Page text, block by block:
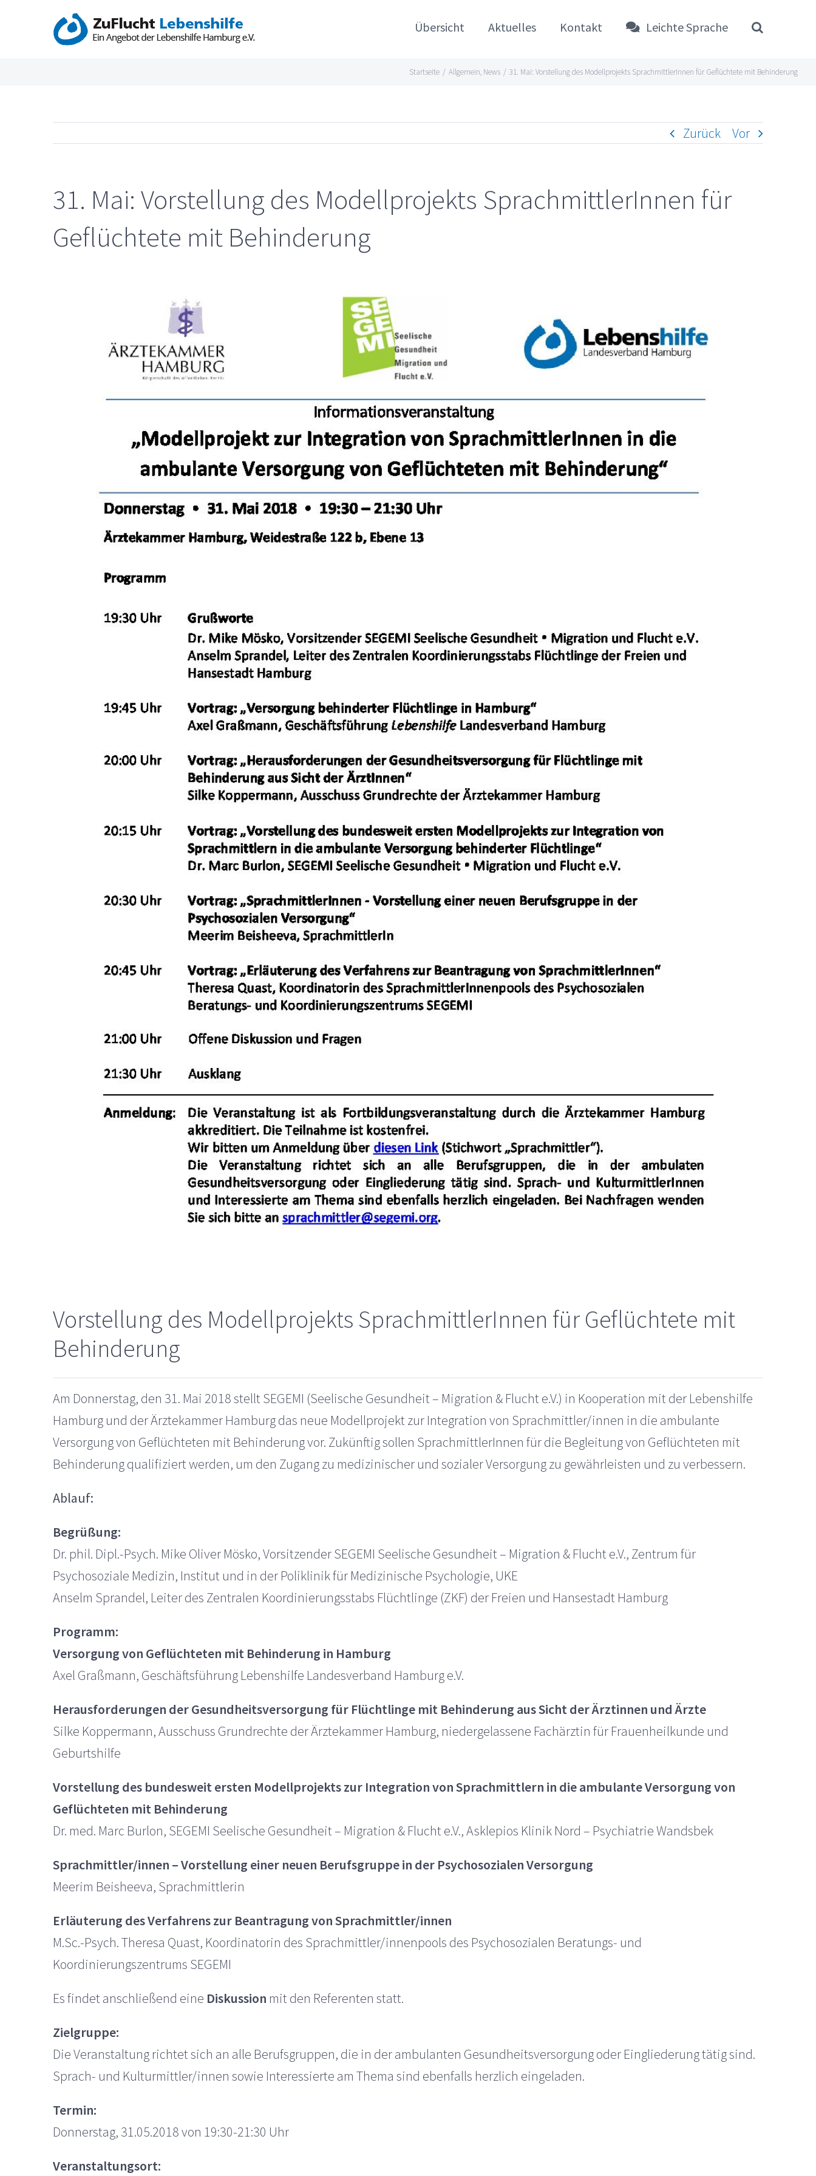
Übersicht Aktuelles Kontakt Leichte Sprache
Startseite / Allgemein, News / 31. Mai: Vorstellung des Modellprojekts SprachmittlerInnen für Geflüchtete mit Behinderung
Zurück Vor
31. Mai: Vorstellung des Modellprojekts SprachmittlerInnen für
Geflüchtete mit Behinderung
Vorstellung des Modellprojekts SprachmittlerInnen für Geflüchtete mit
Behinderung
Am Donnerstag, den 31. Mai 2018 stellt SEGEMI (Seelische Gesundheit – Migration & Flucht e.V.) in Kooperation mit der Lebenshilfe
Hamburg und der Ärztekammer Hamburg das neue Modellprojekt zur Integration von Sprachmittler/innen in die ambulante
Versorgung von Geflüchteten mit Behinderung vor. Zukünftig sollen SprachmittlerInnen für die Begleitung von Geflüchteten mit
Behinderung qualifiziert werden, um den Zugang zu medizinischer und sozialer Versorgung zu gewährleisten und zu verbessern.
Ablauf:
Begrüßung:
Dr. phil. Dipl.-Psych. Mike Oliver Mösko, Vorsitzender SEGEMI Seelische Gesundheit – Migration & Flucht e.V., Zentrum für
Psychosoziale Medizin, Institut und in der Poliklinik für Medizinische Psychologie, UKE
Anselm Sprandel, Leiter des Zentralen Koordinierungsstabs Flüchtlinge (ZKF) der Freien und Hansestadt Hamburg
Programm:
Versorgung von Geflüchteten mit Behinderung in Hamburg
Axel Graßmann, Geschäftsführung Lebenshilfe Landesverband Hamburg e.V.
Herausforderungen der Gesundheitsversorgung für Flüchtlinge mit Behinderung aus Sicht der Ärztinnen und Ärzte
Silke Koppermann, Ausschuss Grundrechte der Ärztekammer Hamburg, niedergelassene Fachärztin für Frauenheilkunde und
Geburtshilfe
Vorstellung des bundesweit ersten Modellprojekts zur Integration von Sprachmittlern in die ambulante Versorgung von
Geflüchteten mit Behinderung
Dr. med. Marc Burlon, SEGEMI Seelische Gesundheit – Migration & Flucht e.V., Asklepios Klinik Nord – Psychiatrie Wandsbek
Sprachmittler/innen – Vorstellung einer neuen Berufsgruppe in der Psychosozialen Versorgung
Meerim Beisheeva, Sprachmittlerin
Erläuterung des Verfahrens zur Beantragung von Sprachmittler/innen
M.Sc.-Psych. Theresa Quast, Koordinatorin des Sprachmittler/innenpools des Psychosozialen Beratungs- und
Koordinierungszentrums SEGEMI
Es findet anschließend eine Diskussion mit den Referenten statt.
Zielgruppe:
Die Veranstaltung richtet sich an alle Berufsgruppen, die in der ambulanten Gesundheitsversorgung oder Eingliederung tätig sind.
Sprach- und Kulturmittler/innen sowie Interessierte am Thema sind ebenfalls herzlich eingeladen.
Termin:
Donnerstag, 31.05.2018 von 19:30-21:30 Uhr
Veranstaltungsort: